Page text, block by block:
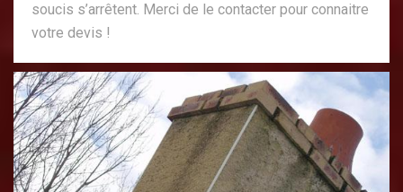
soucis s’arrêtent. Merci de le contacter pour connaitre
votre devis !